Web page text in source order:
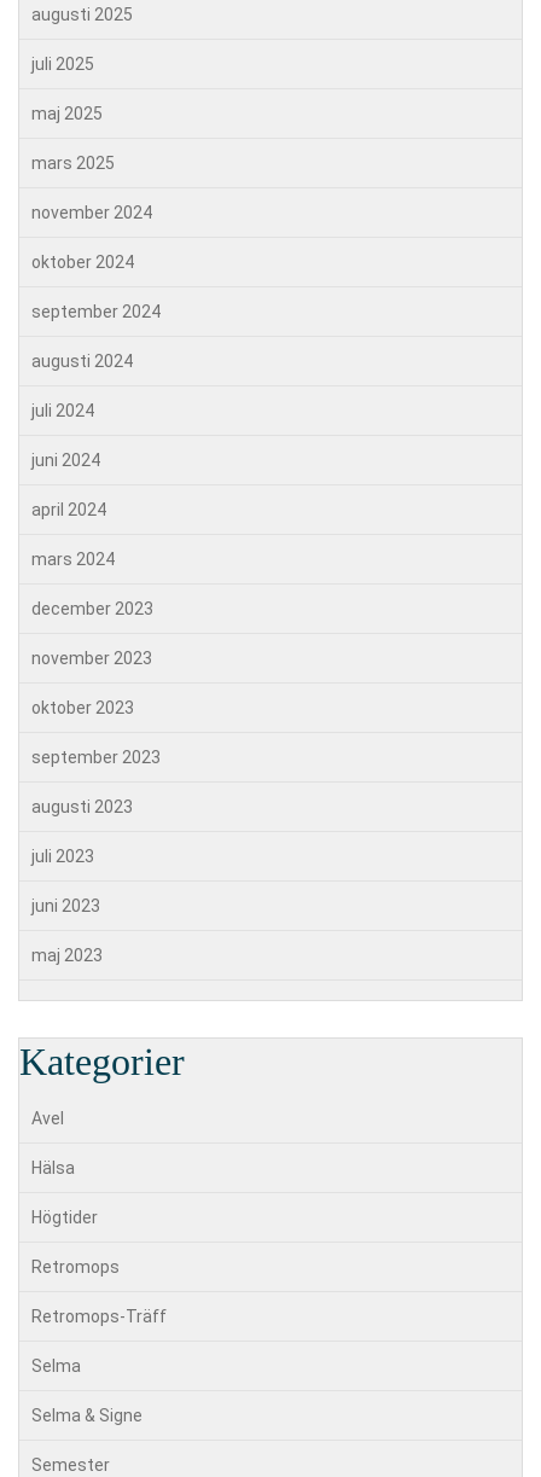
augusti 2025
juli 2025
maj 2025
mars 2025
november 2024
oktober 2024
september 2024
augusti 2024
juli 2024
juni 2024
april 2024
mars 2024
december 2023
november 2023
oktober 2023
september 2023
augusti 2023
juli 2023
juni 2023
maj 2023
Kategorier
Avel
Hälsa
Högtider
Retromops
Retromops-Träff
Selma
Selma & Signe
Semester